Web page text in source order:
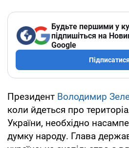
Будьте першими у
підпишіться на
Google
Підписатися
Президент Володимир
коли йдеться про
України, необхідно
думку народу. Глава